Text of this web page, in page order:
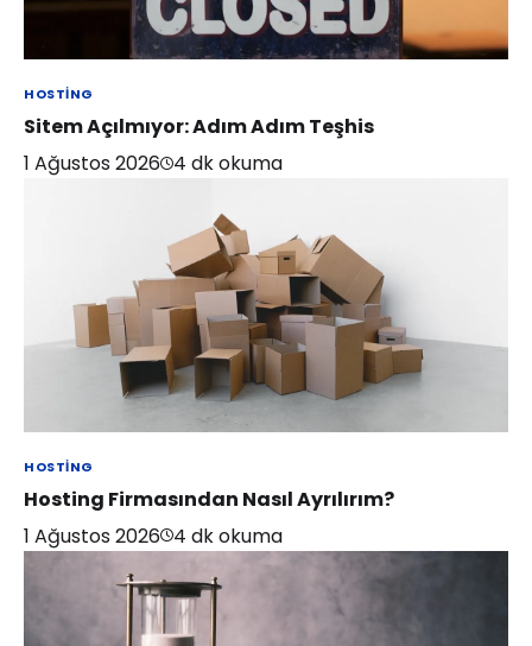
HOSTING
Sitem Açılmıyor: Adım Adım Teşhis
1 Ağustos 2026 4 dk okuma
HOSTING
Hosting Firmasından Nasıl Ayrılırım?
1 Ağustos 2026 4 dk okuma